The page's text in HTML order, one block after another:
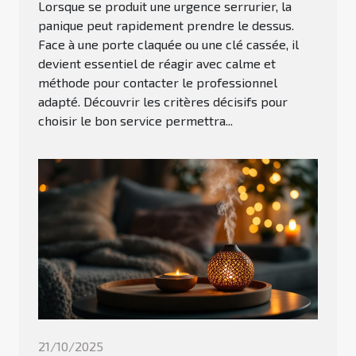
Lorsque se produit une urgence serrurier, la
panique peut rapidement prendre le dessus.
Face à une porte claquée ou une clé cassée, il
devient essentiel de réagir avec calme et
méthode pour contacter le professionnel
adapté. Découvrir les critères décisifs pour
choisir le bon service permettra...
21/10/2025